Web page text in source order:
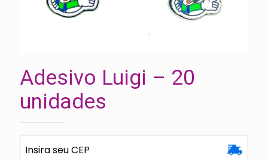
Adesivo Luigi – 20
unidades